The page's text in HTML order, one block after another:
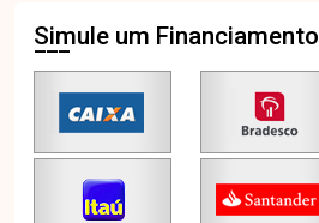
Simule um Financiamento